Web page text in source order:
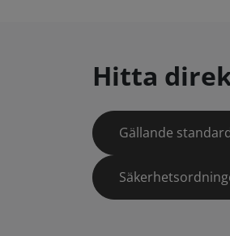
Hitta
Gällande